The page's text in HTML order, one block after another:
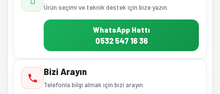
Ürün seçimi ve teknik destek için bize yazın.
WhatsApp Hattı
0532 547 16 36
Bizi Arayın
Telefonla bilgi almak için bizi arayın.